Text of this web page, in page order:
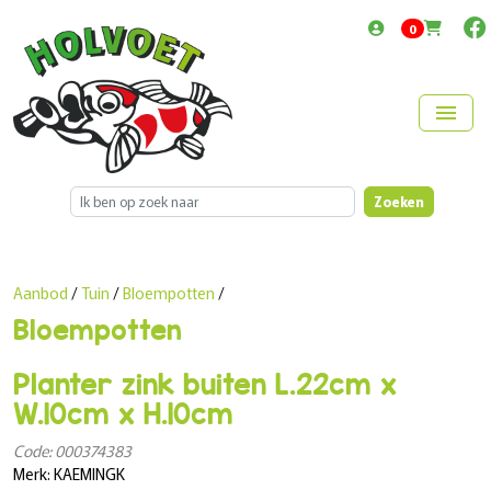
0items in cart
menu
Zoeken
Bloempotten
Aanbod /Tuin /Bloempotten /
Planter zink buiten L.22cm x
W.10cm x H.10cm
Code: 000374383
Merk: KAEMINGK